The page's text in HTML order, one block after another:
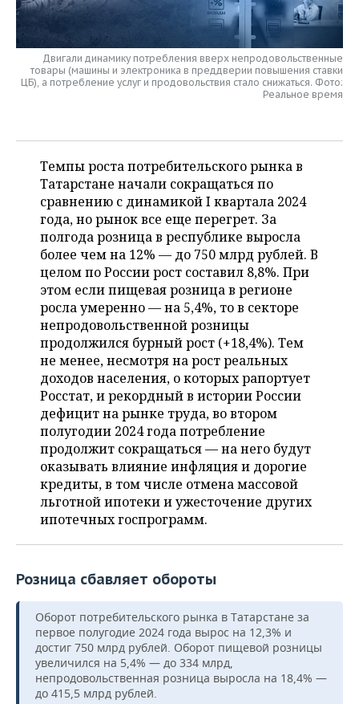
НЕФТЕХИМИЯ
НЕФТЬ
ОПК
ТРАНСПОРТ
IT
ТЕЛЕКОММУНИКАЦИИ
НОВОСТИ МЕРОПРИЯТИЙ
БИЗНЕС-БРАНЧИ
ONLINE-КОНФЕРЕНЦИИ
ОТКРЫТАЯ ЛЕКЦИЯ
СПОРТ
ФУТБОЛ
ХОККЕЙ
БАСКЕТБОЛ
ВОЛЕЙБОЛ
КИБЕРСПОРТ
ФИГУРНОЕ КАТАНИЕ
ВОДНЫЕ ВИДЫ СПОРТА
ХОККЕЙ С МЯЧОМ
НОВОСТИ ОБЩЕСТВА
ВЛАСТЬ
ИНФРАСТРУКТУРА
ИСТОРИЯ
КУЛЬТУРА
МЕДИЦИНА
ОБРАЗОВАНИЕ
ПРОИСШЕСТВИЯ
ФОТОГАЛЕРЕЯ
СЮЖЕТЫ
СПРАВОЧНИК
СПИСОК ПЕРСОН
СПИСОК КОМПАНИЙ
ПОЛНАЯ ВЕРСИЯ
Двигали динамику потребления вверх непродовольственные
товары (машины и электроника в преддверии повышения ставки
ЦБ), а потребление услуг и продовольствия стало снижаться. Фото:
Реальное время
Темпы роста потребительского рынка в
Татарстане начали сокращаться по
сравнению с динамикой I квартала 2024
года, но рынок все еще перегрет. За
полгода розница в республике выросла
более чем на 12% — до 750 млрд рублей. В
целом по России рост составил 8,8%. При
этом если пищевая розница в регионе
росла умеренно — на 5,4%, то в секторе
непродовольственной розницы
продолжился бурный рост (+18,4%). Тем
не менее, несмотря на рост реальных
доходов населения, о которых рапортует
Росстат, и рекордный в истории России
дефицит на рынке труда, во втором
полугодии 2024 года потребление
продолжит сокращаться — на него будут
оказывать влияние инфляция и дорогие
кредиты, в том числе отмена массовой
льготной ипотеки и ужесточение других
ипотечных госпрограмм.
Розница сбавляет обороты
Оборот потребительского рынка в Татарстане за
первое полугодие 2024 года вырос на 12,3% и
достиг 750 млрд рублей. Оборот пищевой розницы
увеличился на 5,4% — до 334 млрд,
непродовольственная розница выросла на 18,4% —
до 415,5 млрд рублей.